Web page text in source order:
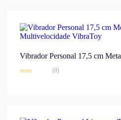
Vibrador Personal 17,5 cm Meta
(0)